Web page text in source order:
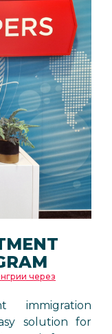
через
immigration
solution for